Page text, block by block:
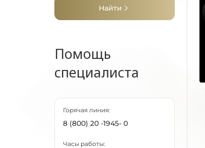
Найти
Помощь
специалиста
Горячая линия:
8 (800) 20 -1945- 0
Часы работы: